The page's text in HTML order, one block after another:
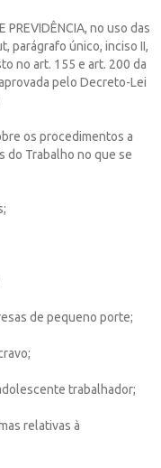
PREVIDÊNCIA, no uso das
parágrafo único, inciso II,
no art. 155 e art. 200 da
pelo Decreto-Lei
os procedimentos a
do Trabalho no que se
de pequeno porte;
trabalhador;
relativas à